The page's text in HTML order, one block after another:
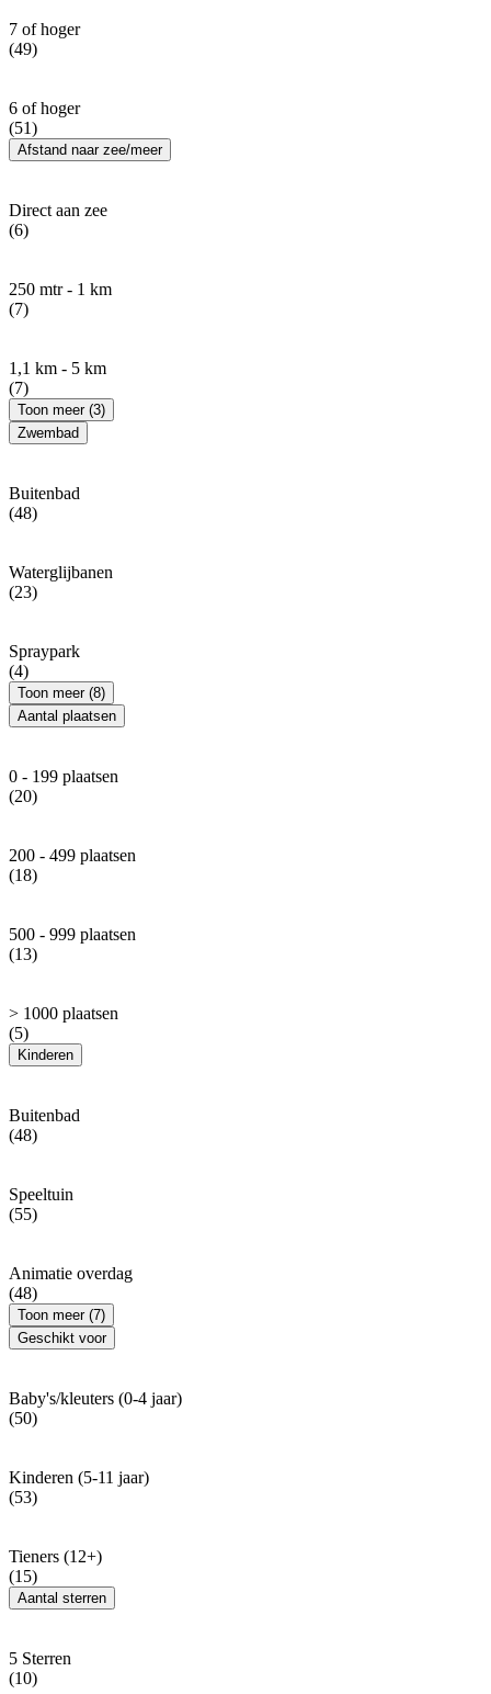
7 of hoger
(49)
6 of hoger
(51)
Afstand naar zee/meer
Direct aan zee
(6)
250 mtr - 1 km
(7)
1,1 km - 5 km
(7)
Toon meer (3)
Zwembad
Buitenbad
(48)
Waterglijbanen
(23)
Spraypark
(4)
Toon meer (8)
Aantal plaatsen
0 - 199 plaatsen
(20)
200 - 499 plaatsen
(18)
500 - 999 plaatsen
(13)
> 1000 plaatsen
(5)
Kinderen
Buitenbad
(48)
Speeltuin
(55)
Animatie overdag
(48)
Toon meer (7)
Geschikt voor
Baby's/kleuters (0-4 jaar)
(50)
Kinderen (5-11 jaar)
(53)
Tieners (12+)
(15)
Aantal sterren
5 Sterren
(10)